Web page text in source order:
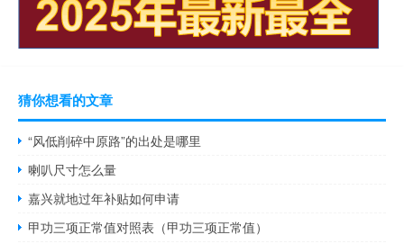
猜你想看的文章
“风低削碎中原路”的出处是哪里
喇叭尺寸怎么量
嘉兴就地过年补贴如何申请
甲功三项正常值对照表（甲功三项正常值）